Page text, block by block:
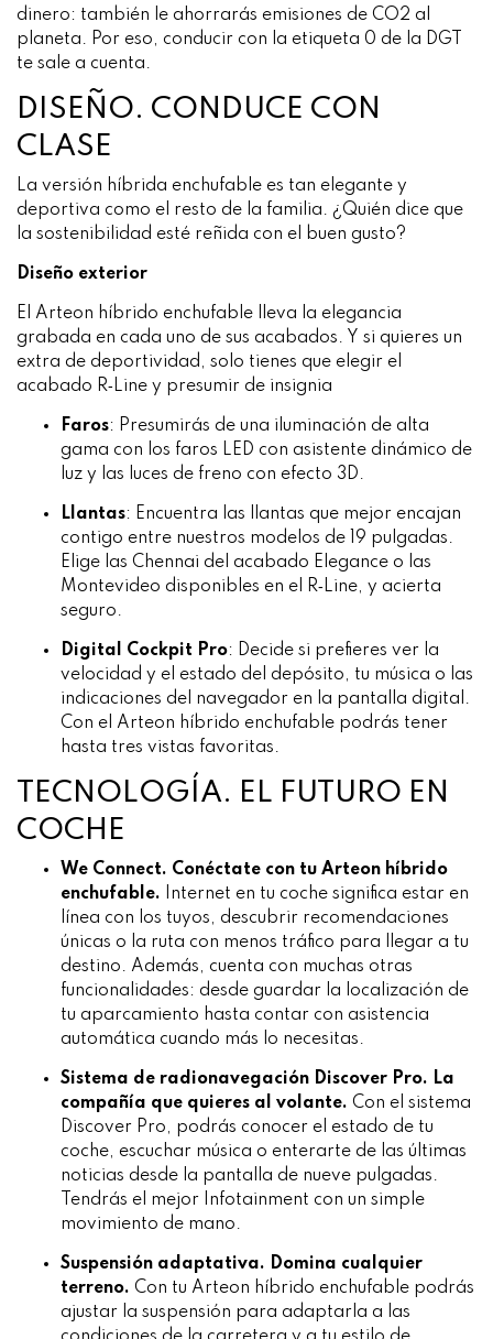
dinero: también le ahorrarás emisiones de CO2 al
planeta. Por eso, conducir con la etiqueta 0 de la DGT
te sale a cuenta.
DISEÑO. CONDUCE CON
CLASE
La versión híbrida enchufable es tan elegante y
deportiva como el resto de la familia. ¿Quién dice que
la sostenibilidad esté reñida con el buen gusto?
Diseño exterior
El Arteon híbrido enchufable lleva la elegancia
grabada en cada uno de sus acabados. Y si quieres un
extra de deportividad, solo tienes que elegir el
acabado R‑Line y presumir de insignia
Faros: Presumirás de una iluminación de alta
gama con los faros LED con asistente dinámico de
luz y las luces de freno con efecto 3D.
Llantas: Encuentra las llantas que mejor encajan
contigo entre nuestros modelos de 19 pulgadas.
Elige las Chennai del acabado Elegance o las
Montevideo disponibles en el R‑Line, y acierta
seguro.
Digital Cockpit Pro: Decide si prefieres ver la
velocidad y el estado del depósito, tu música o las
indicaciones del navegador en la pantalla digital.
Con el Arteon híbrido enchufable podrás tener
hasta tres vistas favoritas.
TECNOLOGÍA. EL FUTURO EN
COCHE
We Connect. Conéctate con tu Arteon híbrido
enchufable. Internet en tu coche significa estar en
línea con los tuyos, descubrir recomendaciones
únicas o la ruta con menos tráfico para llegar a tu
destino. Además, cuenta con muchas otras
funcionalidades: desde guardar la localización de
tu aparcamiento hasta contar con asistencia
automática cuando más lo necesitas.
Sistema de radionavegación Discover Pro. La
compañía que quieres al volante. Con el sistema
Discover Pro, podrás conocer el estado de tu
coche, escuchar música o enterarte de las últimas
noticias desde la pantalla de nueve pulgadas.
Tendrás el mejor Infotainment con un simple
movimiento de mano.
Suspensión adaptativa. Domina cualquier
terreno. Con tu Arteon híbrido enchufable podrás
ajustar la suspensión para adaptarla a las